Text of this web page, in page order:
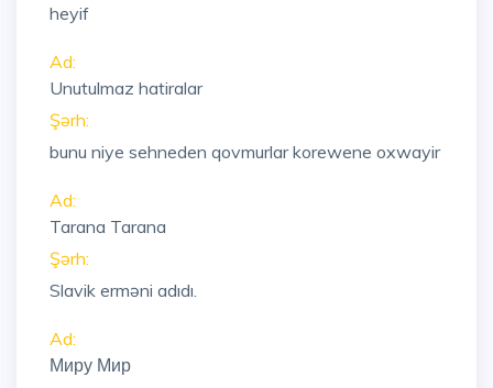
heyif
Ad:
Unutulmaz hatiralar
Şərh:
bunu niye sehneden qovmurlar korewene oxwayir
Ad:
Tarana Tarana
Şərh:
Slavik erməni adıdı.
Ad:
Миру Мир